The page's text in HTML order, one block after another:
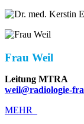
Frau Weil
Leitung MTRA
weil@radiologie-
MEHR